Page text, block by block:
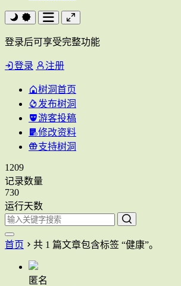
登录后可享受完整功能
登录 注册
树洞首页
发布树洞
游客投稿
修改资料
支持树洞
1209
记录数量
730
运行天数
首页 共 1 篇文章包含标签 “健康”。
匿名